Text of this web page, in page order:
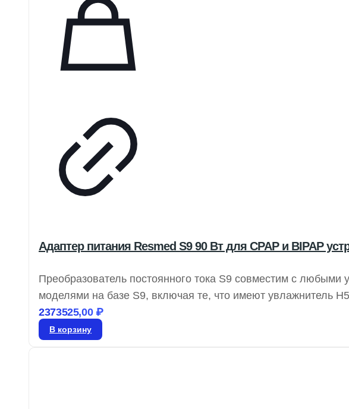
Адаптер питания Resmed S9 90 Вт для CPAP и BIPAP
Преобразователь постоянного тока S9 совместим с любыми
моделями на базе S9, включая те, что имеют увлажнитель
доставки 4–5 дней, гарантия от производителя — 1 год.
2373525,00₽
В корзину